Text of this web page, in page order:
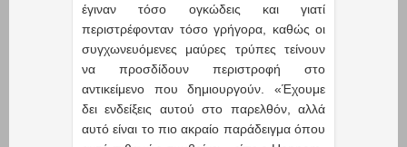
έγιναν τόσο ογκώδεις και γιατί
περιστρέφονταν τόσο γρήγορα, καθώς οι
συγχωνευόμενες μαύρες τρύπες τείνουν
να προσδίδουν περιστροφή στο
αντικείμενο που δημιουργούν. «Έχουμε
δει ενδείξεις αυτού στο παρελθόν, αλλά
αυτό είναι το πιο ακραίο παράδειγμα όπου